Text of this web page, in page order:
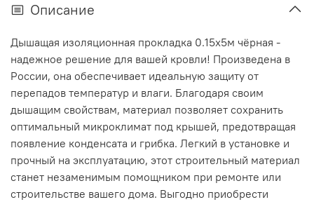
Описание
Дышащая изоляционная прокладка 0.15х5м чёрная -
надежное решение для вашей кровли! Произведена в
России, она обеспечивает идеальную защиту от
перепадов температур и влаги. Благодаря своим
дышащим свойствам, материал позволяет сохранить
оптимальный микроклимат под крышей, предотвращая
появление конденсата и грибка. Легкий в установке и
прочный на эксплуатацию, этот строительный материал
станет незаменимым помощником при ремонте или
строительстве вашего дома. Выгодно приобрести